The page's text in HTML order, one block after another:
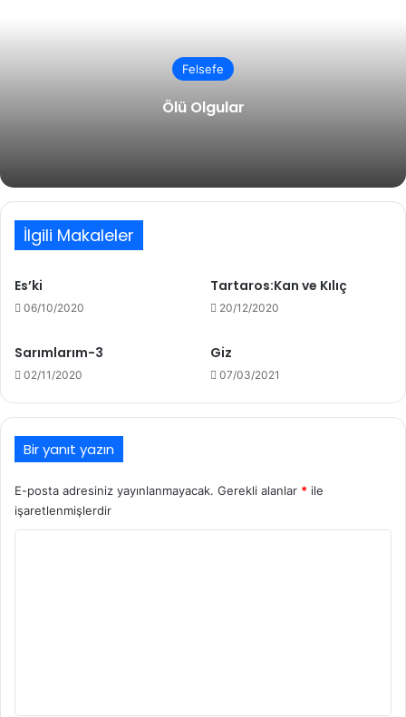
Felsefe
Ölü Olgular
İlgili Makaleler
Es’ki
06/10/2020
Tartaros:Kan ve Kılıç
20/12/2020
Sarımlarım-3
02/11/2020
Giz
07/03/2021
Bir yanıt yazın
E-posta adresiniz yayınlanmayacak. Gerekli alanlar * ile
işaretlenmişlerdir